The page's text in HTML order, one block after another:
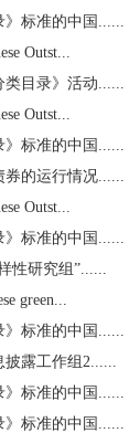
》标准的中国......
Outst...
类目录》活动......
Outst...
》标准的中国......
券的运行情况......
Outst...
》标准的中国......
性研究组”......
green...
》标准的中国......
露工作组2......
》标准的中国......
》标准的中国......